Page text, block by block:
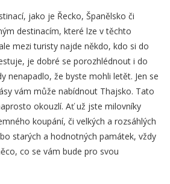
jako je Řecko, Španělsko či
destinacím, které lze v těchto
mezi turisty najde někdo, kdo si do
je dobré se porozhlédnout i do
nenapadlo, že byste mohli letět. Jen se
vám může nabídnout Thajsko. Tato
okouzlí. Ať už jste milovníky
koupání, či velkých a rozsáhlých
starých a hodnotných památek, vždy
co se vám bude pro svou